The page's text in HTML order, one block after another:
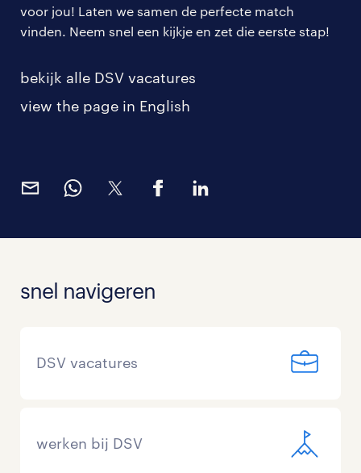
voor jou! Laten we samen de perfecte match
vinden. Neem snel een kijkje en zet die eerste stap!
bekijk alle DSV vacatures
view the page in English
snel navigeren
DSV vacatures
werken bij DSV